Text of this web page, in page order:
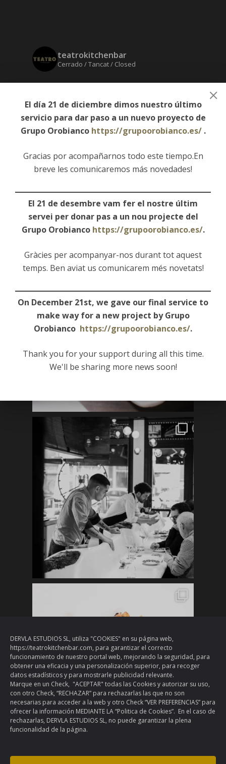
DERVLA ESTUDIOS SL, utiliza "COOKIES" en su página web,
https://teatrokitchenbar.com, para garantizar el correcto
funcionamiento de nuestro portal web, mejorando la seguridad, para
obtener una eficacia y una personalización superior, para recoger
datos estadísticos y para mostrarle publicidad relevante.
Marque en un Check, "ACEPTAR" todas las Cookies y autorizar su uso,
con otro Check, “RECHAZAR” para rechazarlas las que no son
necesarias para acceder a la web y otro Check “VER PREFERENCIAS” para
ofrecer la información MEDIANTE LA “Politica de Cookies”. En el caso de
rechazarlas, DERVLA ESTUDIOS SL, no puede garantizar la plena
funcionalidad de la página.
teatrokitchenbar
Cerrado / Tancat / Closed
El día 21 de diciembre dimos nuestro último
servicio para dar paso a un nuevo proyecto de
Grupo Orobianco https://grupoorobianco.es/.
Gracias por acompañarnos todo este tiempo.En
breve les comunicaremos más novedades!
El 21 de desembre vam fer el nostre últim
servei per donar pas a un nou projecte del
Grupo Orobianco https://grupoorobianco.es/.
Gràcies per acompanyar-nos durant tot aquest
temps. Ben aviat us comunicarem més novetats!
On December 21st, we gave our final service to
make way for a new project by Grupo
Orobianco https://grupoorobianco.es/.
Thank you for your support during all this time.
We'll be sharing more news soon!